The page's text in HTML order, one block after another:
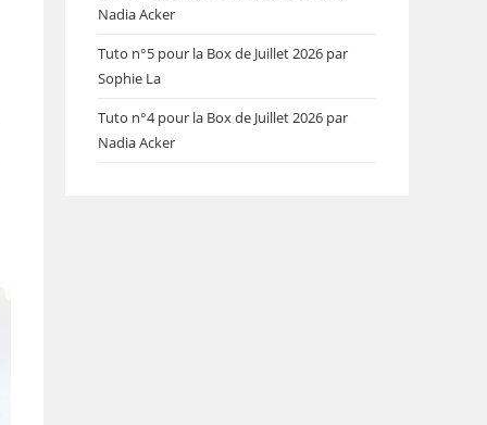
Nadia Acker
Tuto n°5 pour la Box de Juillet 2026 par
Sophie La
Tuto n°4 pour la Box de Juillet 2026 par
Nadia Acker